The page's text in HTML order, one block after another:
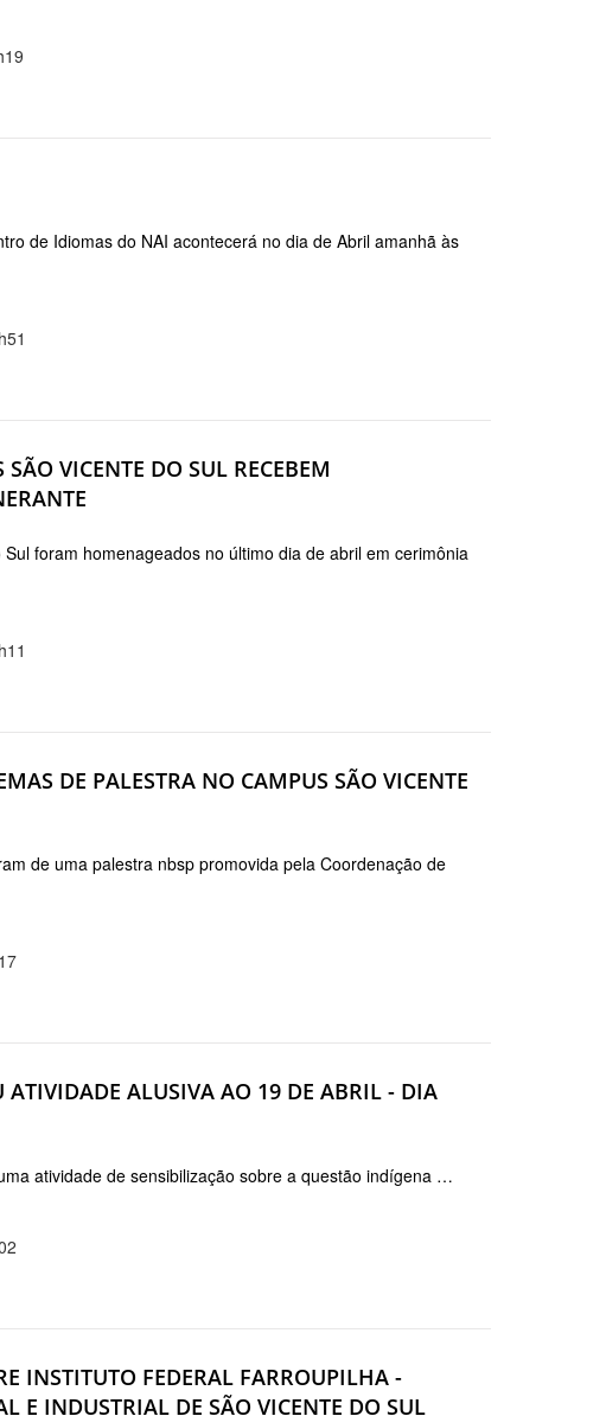
de Idiomas do NAI acontecerá no dia de Abril amanhã às
VICENTE DO SUL RECEBEM
foram homenageados no último dia de abril em cerimônia
DE PALESTRA NO CAMPUS SÃO VICENTE
de uma palestra nbsp promovida pela Coordenação de
ATIVIDADE ALUSIVA AO 19 DE ABRIL - DIA
atividade de sensibilização sobre a questão indígena …
INSTITUTO FEDERAL FARROUPILHA -
E INDUSTRIAL DE SÃO VICENTE DO SUL